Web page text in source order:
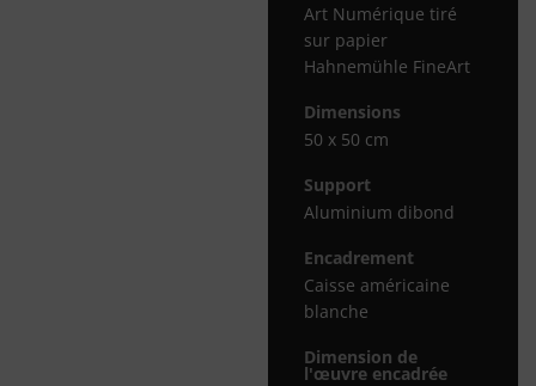
Art Numérique tiré
sur papier
Hahnemühle FineArt
Dimensions
50 x 50 cm
Support
Aluminium dibond
Encadrement
Caisse américaine
blanche
Dimension de
l'œuvre encadrée